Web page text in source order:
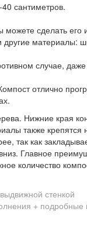
сантиметров.
сделать его
материалы:
случае,
отлично
Нижние края
также
так как
Главное
количество
стенкой